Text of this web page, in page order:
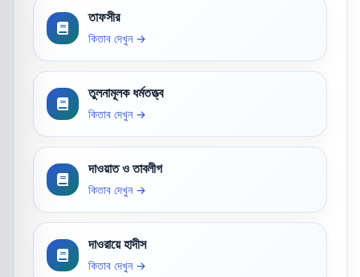
তাফসীর
কিতাব দেখুন →
তুলনামূলক ধর্মতত্ত্ব
কিতাব দেখুন →
দাওয়াত ও তাবলীগ
কিতাব দেখুন →
দাওরায়ে হাদীস
কিতাব দেখুন →